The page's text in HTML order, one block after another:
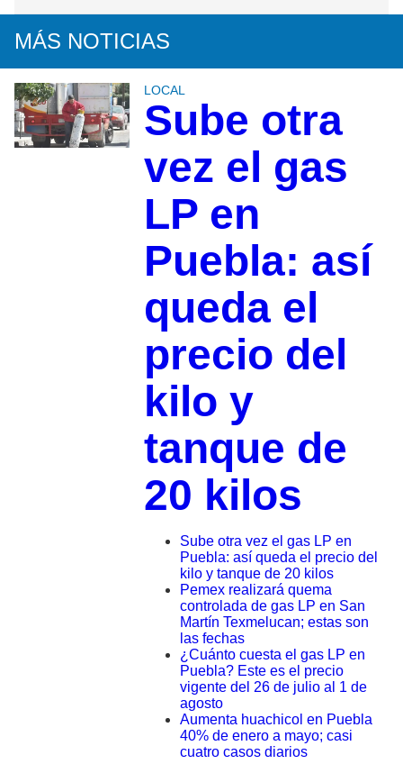
MÁS NOTICIAS
LOCAL
Sube otra
vez el gas
LP en
Puebla: así
queda el
precio del
kilo y
tanque de
20 kilos
Sube otra vez el gas LP en
Puebla: así queda el precio del
kilo y tanque de 20 kilos
Pemex realizará quema
controlada de gas LP en San
Martín Texmelucan; estas son
las fechas
¿Cuánto cuesta el gas LP en
Puebla? Este es el precio
vigente del 26 de julio al 1 de
agosto
Aumenta huachicol en Puebla
40% de enero a mayo; casi
cuatro casos diarios